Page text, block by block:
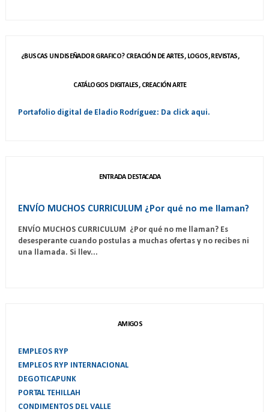
¿BUSCAS UN DISEÑADOR GRAFICO? CREACIÓN DE ARTES, LOGOS, REVISTAS,
CATÁLOGOS DIGITALES, CREACIÓN ARTE
Portafolio digital de Eladio Rodríguez: Da click aqui.
ENTRADA DESTACADA
ENVÍO MUCHOS CURRICULUM ¿Por qué no me llaman?
ENVÍO MUCHOS CURRICULUM ¿Por qué no me llaman? Es
desesperante cuando postulas a muchas ofertas y no recibes ni
una llamada. Si llev...
AMIGOS
EMPLEOS RYP
EMPLEOS RYP INTERNACIONAL
DEGOTICAPUNK
PORTAL TEHILLAH
CONDIMENTOS DEL VALLE